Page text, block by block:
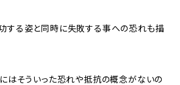
する姿と同時に失敗する事への恐れも描
にはそういった恐れや抵抗の概念がないの